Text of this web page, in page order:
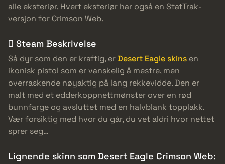
alle eksteriør. Hvert eksteriør har også en StatTrak-
versjon for Crimson Web.
 Steam Beskrivelse
Så dyr som den er kraftig, erDesert Eagle skins en
ikonisk pistol som er vanskelig å mestre, men
overraskende nøyaktig på lang rekkevidde. Den er
malt med et edderkoppnettmønster over en rød
bunnfarge og avsluttet med en halvblank topplakk.
Vær forsiktig med hvor du går, du vet aldri hvor nettet
sprer seg…
Lignende skinn som Desert Eagle Crimson Web: